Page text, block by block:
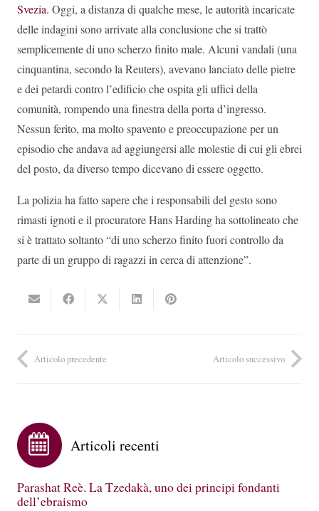
Svezia. Oggi, a distanza di qualche mese, le autorità incaricate
delle indagini sono arrivate alla conclusione che si trattò
semplicemente di uno scherzo finito male. Alcuni vandali (una
cinquantina, secondo la Reuters), avevano lanciato delle pietre
e dei petardi contro l’edificio che ospita gli uffici della
comunità, rompendo una finestra della porta d’ingresso.
Nessun ferito, ma molto spavento e preoccupazione per un
episodio che andava ad aggiungersi alle molestie di cui gli ebrei
del posto, da diverso tempo dicevano di essere oggetto.
La polizia ha fatto sapere che i responsabili del gesto sono
rimasti ignoti e il procuratore Hans Harding ha sottolineato che
si è trattato soltanto “di uno scherzo finito fuori controllo da
parte di un gruppo di ragazzi in cerca di attenzione”.
Articolo precedente Articolo successivo
Articoli recenti
Parashat Reè. La Tzedakà, uno dei principi fondanti
dell’ebraismo